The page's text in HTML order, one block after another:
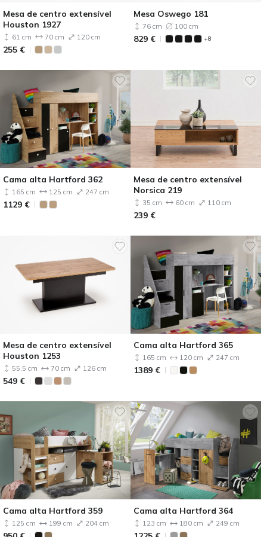
Mesa de centro extensível
Houston 1927
61 cm 70 cm 120 cm
255 €
Mesa Oswego 181
76 cm 100 cm
829 € +8
Cama alta Hartford 362
165 cm 125 cm 247 cm
1129 €
Mesa de centro extensível
Norsica 219
35 cm 60 cm 110 cm
239 €
Mesa de centro extensível
Houston 1253
55.5 cm 70 cm 126 cm
549 €
Cama alta Hartford 365
165 cm 120 cm 247 cm
1389 €
Cama alta Hartford 359
125 cm 199 cm 204 cm
Cama alta Hartford 364
123 cm 180 cm 249 cm